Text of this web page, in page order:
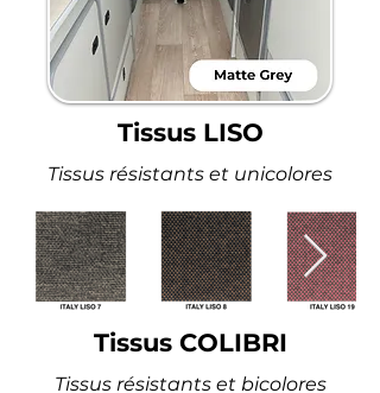
Tissus LISO
Tissus résistants et unicolores
Tissus COLIBRI
Tissus résistants et bicolores